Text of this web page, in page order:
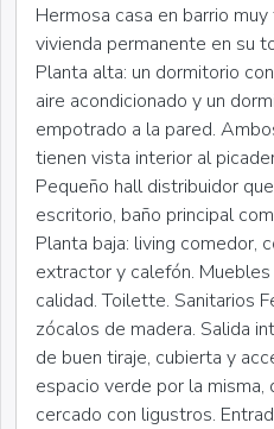
Hermosa casa en barrio
vivienda permanente en su
Planta alta: un dormitorio
aire acondicionado y un
empotrado a la pared.
tienen vista interior al
Pequeño hall distribuidor
escritorio, baño principal
Planta baja: living comedor,
extractor y calefón.
calidad. Toilette. Sanitarios
zócalos de madera. Salida
de buen tiraje, cubierta y
espacio verde por la
cercado con ligustros.